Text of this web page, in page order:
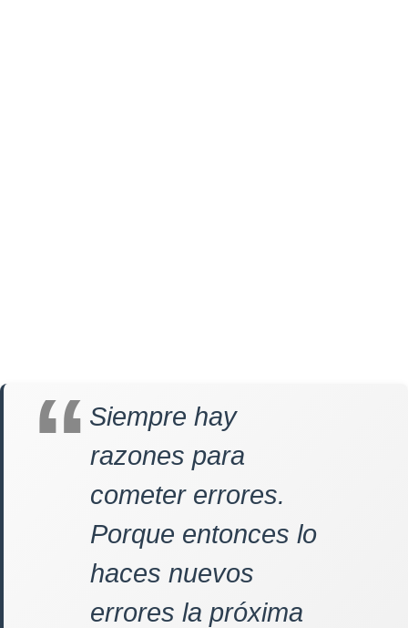
Siempre hay
razones para
cometer errores.
Porque entonces lo
haces nuevos
errores la próxima